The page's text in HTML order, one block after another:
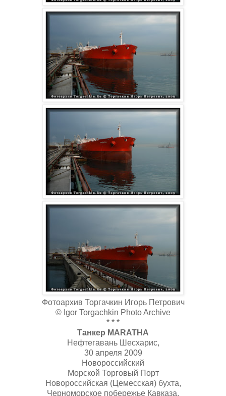
Фотоархив Торгачкин Игорь Петрович
© Igor Torgachkin Photo Archive
* * *
Танкер MARATHA
Нефтегавань Шесхарис,
30 апреля 2009
Новороссийский
Морской Торговый Порт
Новороссийская (Цемесская) бухта,
Черноморское побережье Кавказа.